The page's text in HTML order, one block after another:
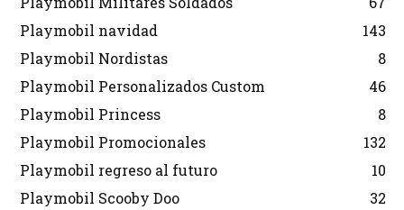
Playmobil navidad
143
Playmobil Nordistas
8
Playmobil Personalizados Custom
46
Playmobil Princess
8
Playmobil Promocionales
132
Playmobil regreso al futuro
10
Playmobil Scooby Doo
32